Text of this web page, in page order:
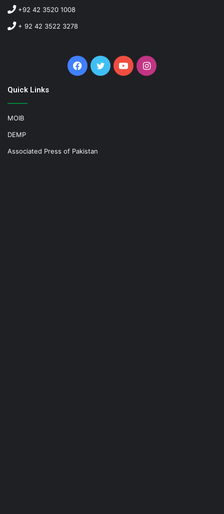
+92 42 3520 1008
+ 92 42 3522 3278
Facebook
TwitterYouTubeInstagram
Quick Links
MOIB
DEMP
Associated Press of Pakistan